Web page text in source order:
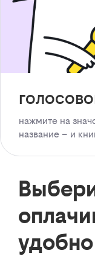
нажмите на
название – и